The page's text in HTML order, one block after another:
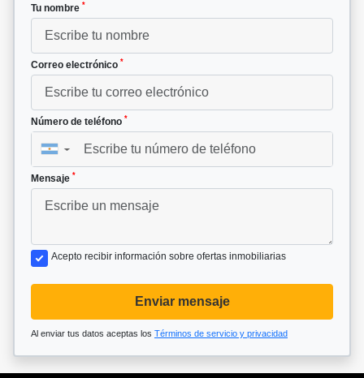
Tu nombre *
Correo electrónico *
Número de teléfono *
▼
Mensaje *
Acepto recibir información sobre ofertas inmobiliarias
Enviar mensaje
Al enviar tus datos aceptas los Términos de servicio y privacidad